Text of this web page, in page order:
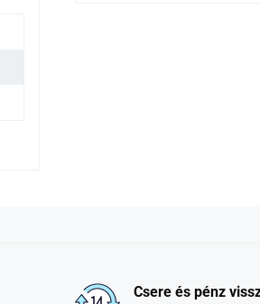
Csere és pénz